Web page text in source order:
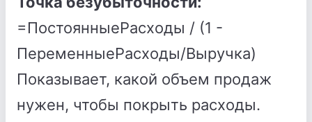
=ПостоянныеРасходы / (1 -
ПеременныеРасходы/Выручка)
Показывает, какой объем продаж
нужен, чтобы покрыть расходы.